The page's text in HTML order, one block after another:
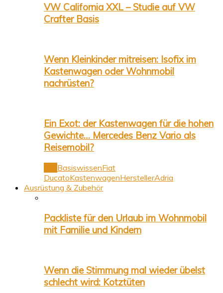
VW California XXL – Studie auf VW
Crafter Basis
Wenn Kleinkinder mitreisen: Isofix im
Kastenwagen oder Wohnmobil
nachrüsten?
Ein Exot: der Kastenwagen für die hohen
Gewichte… Mercedes Benz Vario als
Reisemobil?
BasiswissenFiat
DucatoKastenwagenHerstellerAdria
Ausrüstung & Zubehör
Packliste für den Urlaub im Wohnmobil
mit Familie und Kindern
Wenn die Stimmung mal wieder übelst
schlecht wird: Kotztüten